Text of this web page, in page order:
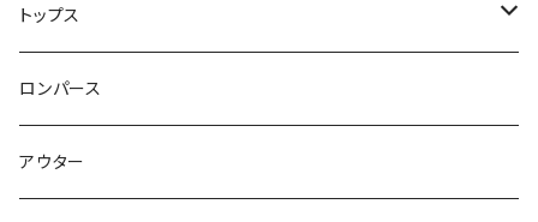
トップス
ニット
ロンパース
ロンパース
アウター